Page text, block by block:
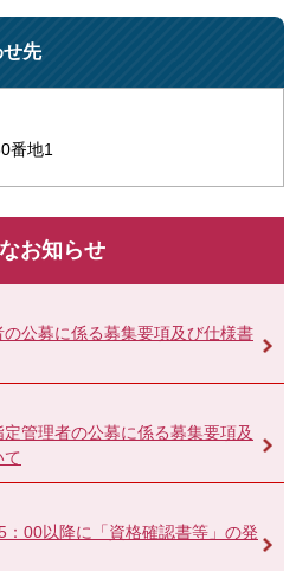
せ先
番地1
お知らせ
公募に係る募集要項及び仕様書
管理者の公募に係る募集要項及
て
00以降に「資格確認書等」の発